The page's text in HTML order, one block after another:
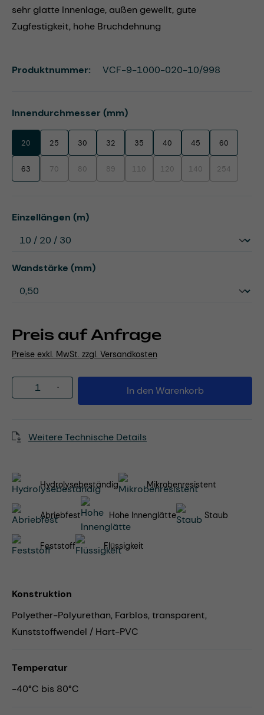
sehr glatte Innenlage, außen gewellt, gute
Zugfestigkeit, hohe Bruchdehnung
Preis auf Anfrage
Preise exkl. MwSt. zzgl. Versandkosten
Innendurchmesser (mm)auswählen
20 25 30 32 35 40 45 60
63 70(Diese Option ist zurzeit nicht verfügbar.)
80(Diese Option ist zurzeit nicht verfügbar.)
89(Diese Option ist zurzeit nicht verfügbar.)
110(Diese Option ist zurzeit nicht verfügbar.)
120(Diese Option ist zurzeit nicht
140(Diese Option ist
254(Diese
Einzellängen (m)auswählen
Wandstärke (mm)auswählen
Produkt Anzahl: Gib den gewünschten
In den Warenkorb
Produktnummer: VCF-9-1000-020-10/998
Weitere Technische Details
Hydrolysebeständig Mikrobenresistent
Abriebfest Hohe Innenglätte Staub
Feststoff Flüssigkeit
Konstruktion
Polyether-Polyurethan, Farblos, transparent,
Kunststoffwendel / Hart-PVC
Temperatur
-40°C bis 80°C